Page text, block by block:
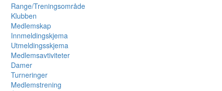
Range/Treningsområde
Klubben
Medlemskap
Innmeldingskjema
Utmeldingsskjema
Medlemsavtiviteter
Damer
Turneringer
Medlemstrening